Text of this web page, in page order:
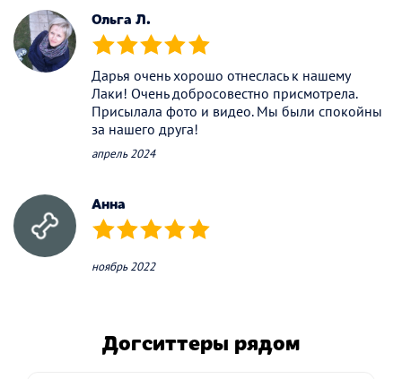
Ольга Л.
(*) (*) (*) (*) (*)
Дарья очень хорошо отнеслась к нашему
Лаки! Очень добросовестно присмотрела.
Присылала фото и видео. Мы были спокойны
за нашего друга!
апрель 2024
Анна
(*) (*) (*) (*) (*)
ноябрь 2022
Догситтеры рядом